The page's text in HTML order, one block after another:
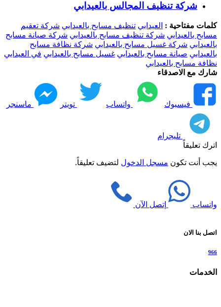
شركة تنظيف المجالس بالعيدابي
كلمات مفتاحية : العيدابي تنظيف مسابح بالعيدابي شركة تعقيم
مسابح بالعيدابي شركة تنظيف مسابح بالعيدابي شركة صيانة مسابح
بالعيدابي شركة غسيل مسابح بالعيدابي شركة نظافة مسابح
بالعيدابي صيانة مسابح بالعيدابي غسيل مسابح بالعيدابي في العيدابي
نظافة مسابح بالعيدابي
شارك مع الاصدقاء
فيسبوك واتساب تويتر ماسنجر
تليجرام
اترك تعليقاً
يجب أنت تكون مسجل الدخول لتضيف تعليقاً.
واتساب إتصل الآن
اتصل بنا الان
966
الخدمات